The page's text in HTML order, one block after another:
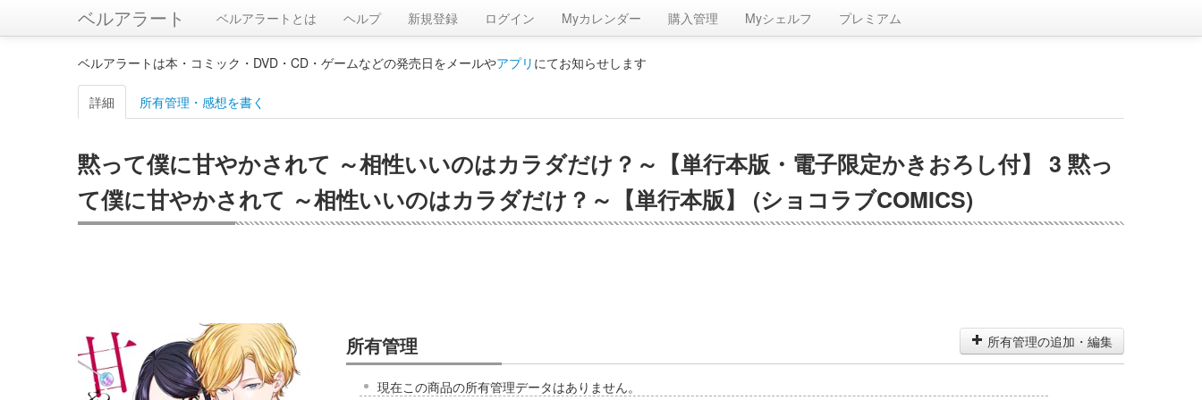
ベルアラート ベルアラートとは ヘルプ 新規登録 ログイン Myカレンダー 購入管理 Myシェルフ プレミアム
ベルアラートは本・コミック・DVD・CD・ゲームなどの発売日をメールやアプリ にてお知らせします
詳細 所有管理・感想を書く
黙って僕に甘やかされて ～相性いいのはカラダだけ？～【単行本版・電子限定かきおろし付】 3 黙っ
て僕に甘やかされて ～相性いいのはカラダだけ？～【単行本版】 (ショコラブCOMICS)
所有管理 所有管理の追加・編集
現在この商品の所有管理データはありません。